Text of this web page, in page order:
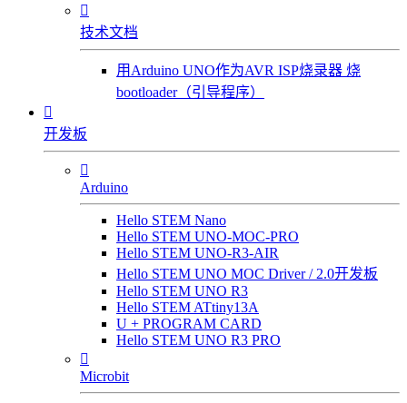

技术文档
用Arduino UNO作为AVR ISP烧录器 烧
bootloader（引导程序）

开发板

Arduino
Hello STEM Nano
Hello STEM UNO-MOC-PRO
Hello STEM UNO-R3-AIR
Hello STEM UNO MOC Driver / 2.0开发板
Hello STEM UNO R3
Hello STEM ATtiny13A
U + PROGRAM CARD
Hello STEM UNO R3 PRO

Microbit